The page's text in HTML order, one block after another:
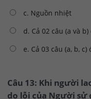
c. Nguồn nhiệt
d. Cả 02 câu (a và
e. Cả 03 câu (a, b,
Câu 13: Khi người
do lỗi của Người sử